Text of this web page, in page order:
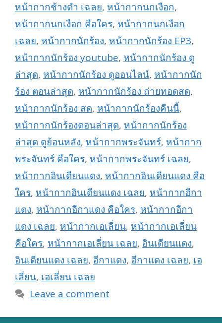
หน้ากากช้างดำ เฉลย, หน้ากากนกเงือก,
หน้ากากนกเงือก คือใคร, หน้ากากนกเงือก
เฉลย, หน้ากากนักร้อง, หน้ากากนักร้อง EP3,
หน้ากากนักร้อง youtube, หน้ากากนักร้อง ดู
ล่าสุด, หน้ากากนักร้อง ดูออนไลน์, หน้ากากนัก
ร้อง ตอนล่าสุด, หน้ากากนักร้อง ถ่ายทอดสด,
หน้ากากนักร้อง สด, หน้ากากนักร้องคืนนี้,
หน้ากากนักร้องตอนล่าสุด, หน้ากากนักร้อง
ล่าสุด ดูย้อนหลัง, หน้ากากพระจันทร์, หน้ากาก
พระจันทร์ คือใคร, หน้ากากพระจันทร์ เฉลย,
หน้ากากอินเดียนแดง, หน้ากากอินเดียนแดง คือ
ใคร, หน้ากากอินเดียนแดง เฉลย, หน้ากากอีกา
แดง, หน้ากากอีกาแดง คือใคร, หน้ากากอีกา
แดง เฉลย, หน้ากากเอเลี่ยน, หน้ากากเอเลี่ยน
คือใคร, หน้ากากเอเลี่ยน เฉลย, อินเดียนแดง,
อินเดียนแดง เฉลย, อีกาแดง, อีกาแดง เฉลย, เอ
เลี่ยน, เอเลี่ยน เฉลย
Leave a comment